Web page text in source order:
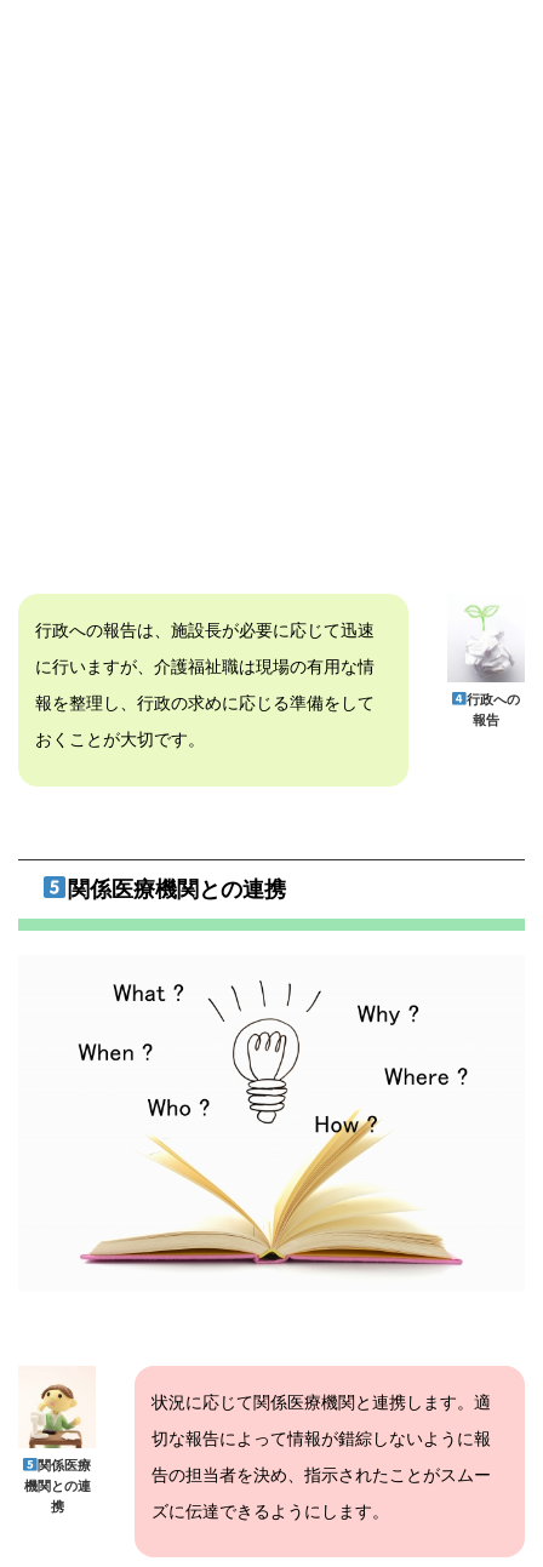
行政への
報告
行政への報告は、施設長が必要に応じて迅速
に行いますが、介護福祉職は現場の有用な情
報を整理し、行政の求めに応じる準備をして
おくことが大切です。
関係医療機関との連携
関係医療
機関との連
携
状況に応じて関係医療機関と連携します。適
切な報告によって情報が錯綜しないように報
告の担当者を決め、指示されたことがスムー
ズに伝達できるようにします。